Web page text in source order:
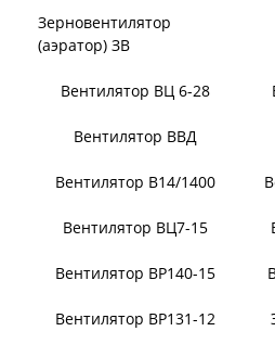
Зерновентилятор
Вентилятор ВЦ 6-28